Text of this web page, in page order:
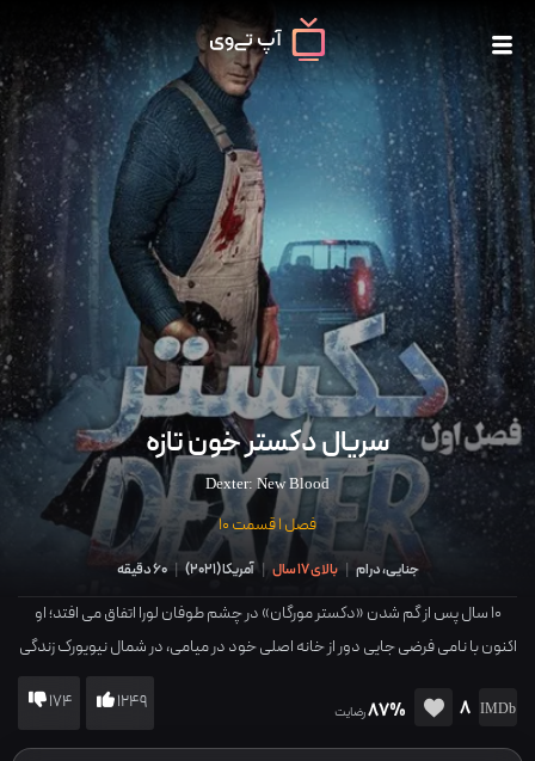
سریال دکستر خون تازه
Dexter: New Blood
فصل 1 قسمت 10
جنایی، درام | بالای 17 سال | آمریکا(
2021
)
| 60 دقیقه
10 سال پس از گم شدن «دکستر مورگان» در چشم طوفان لورا اتفاق می افتد؛ او
اکنون با نامی فرضی جایی دور از خانه اصلی خود در میامی، در شمال نیویورک زندگی
8
87%رضایت 1249
174